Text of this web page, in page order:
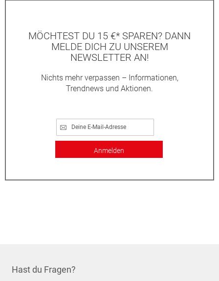
MÖCHTEST DU 15 €* SPAREN? DANN
MELDE DICH ZU UNSEREM
NEWSLETTER AN!
Nichts mehr verpassen – Informationen,
Trendnews und Aktionen.
Anmelden
Hast du Fragen?